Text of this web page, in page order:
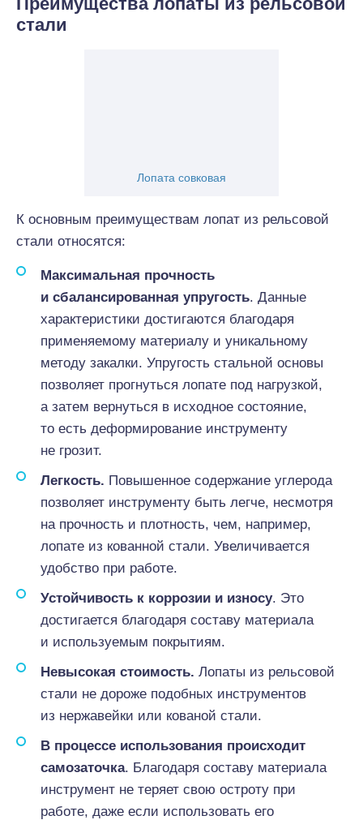
стали
Лопата совковая
К основным преимуществам лопат из рельсовой
стали относятся:
Максимальная прочность
и сбалансированная упругость. Данные
характеристики достигаются благодаря
применяемому материалу и уникальному
методу закалки. Упругость стальной основы
позволяет прогнуться лопате под нагрузкой,
а затем вернуться в исходное состояние,
то есть деформирование инструменту
не грозит.
Легкость. Повышенное содержание углерода
позволяет инструменту быть легче, несмотря
на прочность и плотность, чем, например,
лопате из кованной стали. Увеличивается
удобство при работе.
Устойчивость к коррозии и износу. Это
достигается благодаря составу материала
и используемым покрытиям.
Невысокая стоимость. Лопаты из рельсовой
стали не дороже подобных инструментов
из нержавейки или кованой стали.
В процессе использования происходит
самозаточка. Благодаря составу материала
инструмент не теряет свою остроту при
работе, даже если использовать его